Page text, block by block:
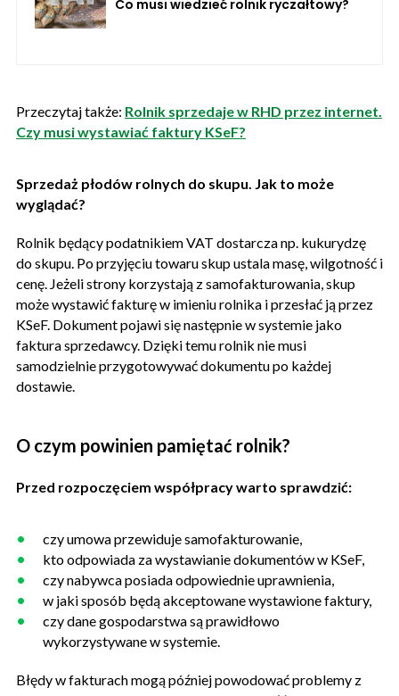
Co musi wiedzieć rolnik ryczałtowy?
Przeczytaj także: Rolnik sprzedaje w RHD przez internet.
Czy musi wystawiać faktury KSeF?
Sprzedaż płodów rolnych do skupu. Jak to może
wyglądać?
Rolnik będący podatnikiem VAT dostarcza np. kukurydzę
do skupu. Po przyjęciu towaru skup ustala masę, wilgotność i
cenę. Jeżeli strony korzystają z samofakturowania, skup
może wystawić fakturę w imieniu rolnika i przesłać ją przez
KSeF. Dokument pojawi się następnie w systemie jako
faktura sprzedawcy. Dzięki temu rolnik nie musi
samodzielnie przygotowywać dokumentu po każdej
dostawie.
O czym powinien pamiętać rolnik?
Przed rozpoczęciem współpracy warto sprawdzić:
czy umowa przewiduje samofakturowanie,
kto odpowiada za wystawianie dokumentów w KSeF,
czy nabywca posiada odpowiednie uprawnienia,
w jaki sposób będą akceptowane wystawione faktury,
czy dane gospodarstwa są prawidłowo
wykorzystywane w systemie.
Błędy w fakturach mogą później powodować problemy z